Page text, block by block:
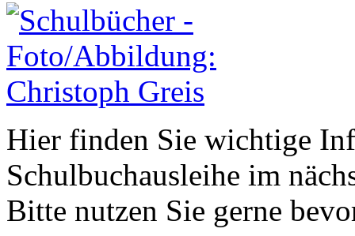
Hier finden Sie wichtige
Schulbuchausleihe im
Bitte nutzen Sie gerne